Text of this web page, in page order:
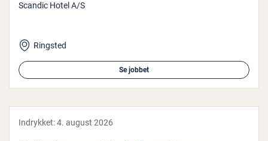
Scandic Hotel A/S
Ringsted
Se jobbet
Indrykket:4. august 2026